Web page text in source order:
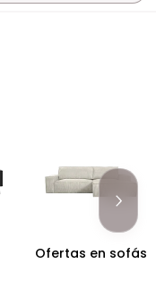
Ofertas en sofás